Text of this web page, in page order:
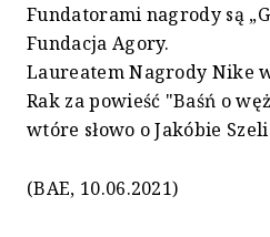
Fundatorami nagrody są
Fundacja Agory.
Laureatem Nagrody Nike
Rak za powieść "Baśń o
wtóre słowo o Jakóbie
(BAE, 10.06.2021)